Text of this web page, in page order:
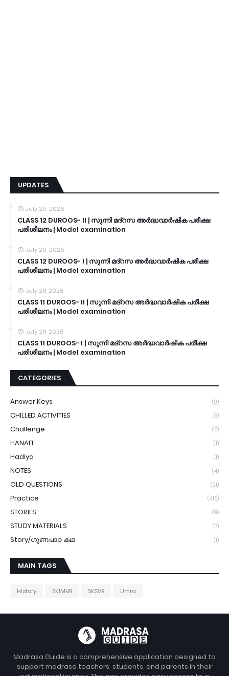
UPDATES
July 29, 2026
CLASS 12 DUROOS- II | സുന്നി മദ്റസ അർദ്ധവാർഷിക പരീക്ഷ
പരിശീലനം | Model examination
July 29, 2026
CLASS 12 DUROOS- I | സുന്നി മദ്റസ അർദ്ധവാർഷിക പരീക്ഷ
പരിശീലനം | Model examination
July 28, 2026
CLASS 11 DUROOS- II | സുന്നി മദ്റസ അർദ്ധവാർഷിക പരീക്ഷ
പരിശീലനം | Model examination
July 28, 2026
CLASS 11 DUROOS- I | സുന്നി മദ്റസ അർദ്ധവാർഷിക പരീക്ഷ
പരിശീലനം | Model examination
CATEGORIES
Answer Keys (9)
CHILLED ACTIVITIES (8)
Challenge (5)
HANAFI (1)
Hadiya (1)
NOTES (4)
OLD QUESTIONS (21)
Practice (415)
STORIES (9)
STUDY MATERIALS (7)
Story/ഗുണപാഠ കഥ (1)
MAIN TAGS
History SKIMVB SKSVB Umra
Madrasa Guide is a comprehensive application designed to
support madrasa teachers, students, and parents in their